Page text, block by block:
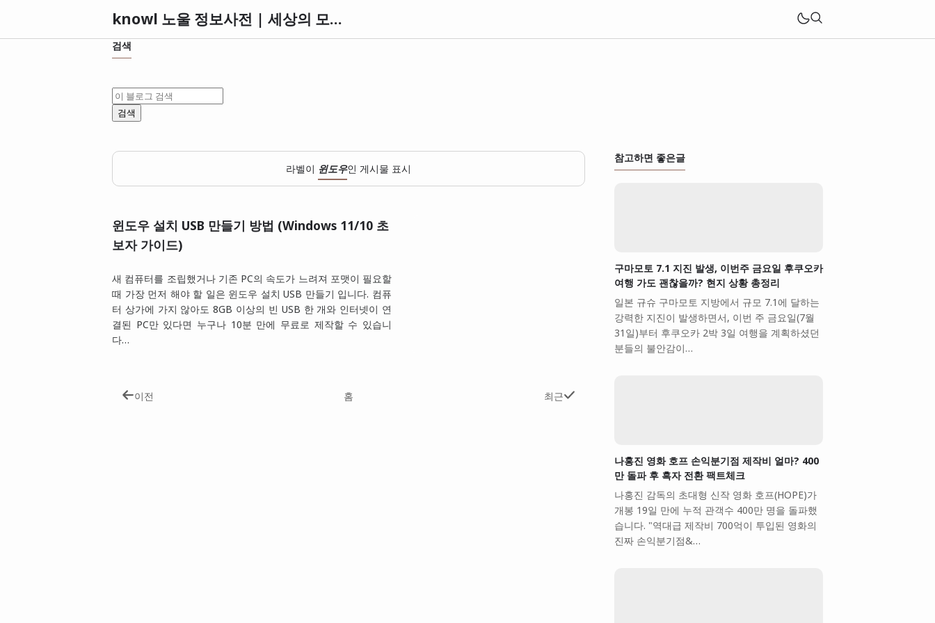
knowl 노울 정보사전 | 세상의 모든 정보와 지식 아카이브
검색
라벨이 윈도우인 게시물 표시
윈도우 설치 USB 만들기 방법 (Windows 11/10 초
보자 가이드)
새 컴퓨터를 조립했거나 기존 PC의 속도가 느려져 포맷이 필요할
때 가장 먼저 해야 할 일은 윈도우 설치 USB 만들기 입니다. 컴퓨
터 상가에 가지 않아도 8GB 이상의 빈 USB 한 개와 인터넷이 연
결된 PC만 있다면 누구나 10분 만에 무료로 제작할 수 있습니
다…
이전 홈 최근
참고하면 좋은글
구마모토 7.1 지진 발생, 이번주 금요일 후쿠오카
여행 가도 괜찮을까? 현지 상황 총정리
일본 규슈 구마모토 지방에서 규모 7.1에 달하는
강력한 지진이 발생하면서, 이번 주 금요일(7월
31일)부터 후쿠오카 2박 3일 여행을 계획하셨던
분들의 불안감이…
나홍진 영화 호프 손익분기점 제작비 얼마? 400
만 돌파 후 흑자 전환 팩트체크
나홍진 감독의 초대형 신작 영화 호프(HOPE)가
개봉 19일 만에 누적 관객수 400만 명을 돌파했
습니다. "역대급 제작비 700억이 투입된 영화의
진짜 손익분기점&…